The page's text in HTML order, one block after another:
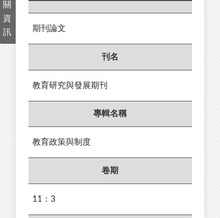
關
資
訊
期刊論文
刊名
教育研究與發展期刊
專輯名稱
教育政策與制度
卷期
11：3